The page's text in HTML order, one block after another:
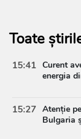
Toate
15:41 Curent
energia
15:27 Atenție
Bulgaria